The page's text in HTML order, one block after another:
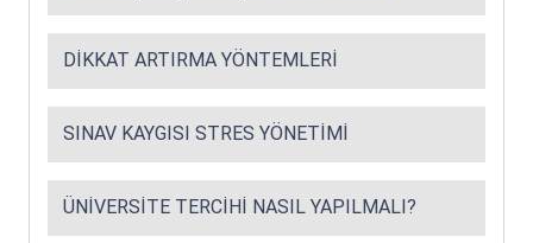
DIKKAT ARTIRMA YÖNTEMLERI
SINAV KAYGISI STRES YÖNETIMI
ÜNIVERSITE TERCIHI NASIL YAPILMALI?